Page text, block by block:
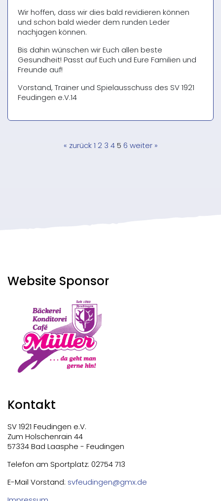
Wir hoffen, dass wir dies bald revidieren können
und schon bald wieder dem runden Leder
nachjagen können.
Bis dahin wünschen wir Euch allen beste
Gesundheit! Passt auf Euch und Eure Familien und
Freunde auf!
Vorstand, Trainer und Spielausschuss des SV 1921
Feudingen e.V.14
Seitennummerierung
« zurück 1 2 3 4 5 6 weiter »
Website Sponsor
Kontakt
SV 1921 Feudingen e.V.
Zum Holschenrain 44
57334 Bad Laasphe - Feudingen
Telefon am Sportplatz: 02754 713
E-Mail Vorstand: svfeudingen@gmx.de